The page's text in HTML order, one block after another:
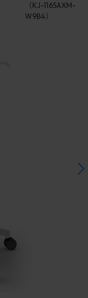
（KJ-116SAXM-
W9B4）